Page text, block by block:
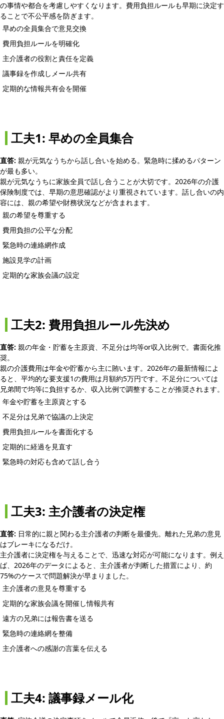
の事情や都合を考慮しやすくなります。費用負担ルールも早期に決定す
ることで不公平感を防ぎます。
早めの全員集合で意見交換
費用負担ルールを明確化
主介護者の役割と責任を定義
議事録を作成しメール共有
定期的な情報共有会を開催
工夫1: 早めの全員集合
直答: 親が元気なうちから話し合いを始める。緊急時に揉めるパターン
が最も多い。
親が元気なうちに家族全員で話し合うことが大切です。2026年の介護
保険制度では、早期の意思確認がより重視されています。話し合いの内
容には、親の希望や財務状況などが含まれます。
親の希望を尊重する
費用負担の公平な分配
緊急時の連絡網作成
施設見学の計画
定期的な家族会議の設定
工夫2: 費用負担ルール先決め
直答: 親の年金・貯蓄を主原資、不足分は均等or収入比例で。書面化推
奨。
親の介護費用は年金や貯蓄から主に賄います。2026年の最新情報によ
ると、平均的な要支援1の費用は月額約5万円です。不足分については
兄弟間で均等に負担するか、収入比例で調整することが推奨されます。
年金や貯蓄を主原資とする
不足分は兄弟で協議の上決定
費用負担ルールを書面化する
定期的に経過を見直す
緊急時の対応も含めて話し合う
工夫3: 主介護者の決定権
直答: 日常的に親と関わる主介護者の判断を最優先。離れた兄弟の意見
はブレーキになるだけ。
主介護者に決定権を与えることで、迅速な対応が可能になります。例え
ば、2026年のデータによると、主介護者が判断した措置により、約
75%のケースで問題解決が早まりました。
主介護者の意見を尊重する
定期的な家族会議を開催し情報共有
遠方の兄弟には報告書を送る
緊急時の連絡網を整備
主介護者への感謝の言葉を伝える
工夫4: 議事録メール化